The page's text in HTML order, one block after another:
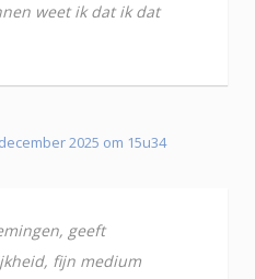
weet ik dat ik dat
2025 om 15u34
geeft
fijn medium